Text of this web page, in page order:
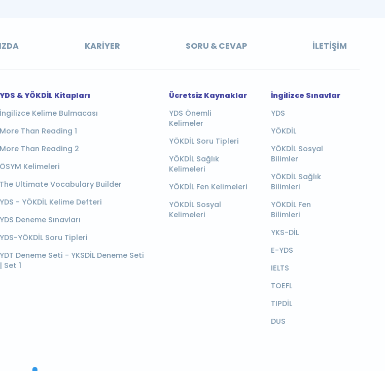
KARIYER SORU & CEVAP İLETIŞIM
YDS & YÖKDİL Kitapları
İngilizce Kelime Bulmacası
More Than Reading 1
More Than Reading 2
ÖSYM Kelimeleri
The Ultimate Vocabulary Builder
YDS - YÖKDİL Kelime Defteri
YDS Deneme Sınavları
YDS-YÖKDİL Soru Tipleri
YDT Deneme Seti - YKSDİL Deneme Seti
| Set 1
Ücretsiz Kaynaklar
YDS Önemli
Kelimeler
YÖKDİL Soru Tipleri
YÖKDİL Sağlık
Kelimeleri
YÖKDİL Fen Kelimeleri
YÖKDİL Sosyal
Kelimeleri
İngilizce Sınavlar
YDS
YÖKDİL
YÖKDİL Sosyal
Bilimler
YÖKDİL Sağlık
Bilimleri
YÖKDİL Fen
Bilimleri
YKS-DİL
E-YDS
IELTS
TOEFL
TIPDİL
DUS